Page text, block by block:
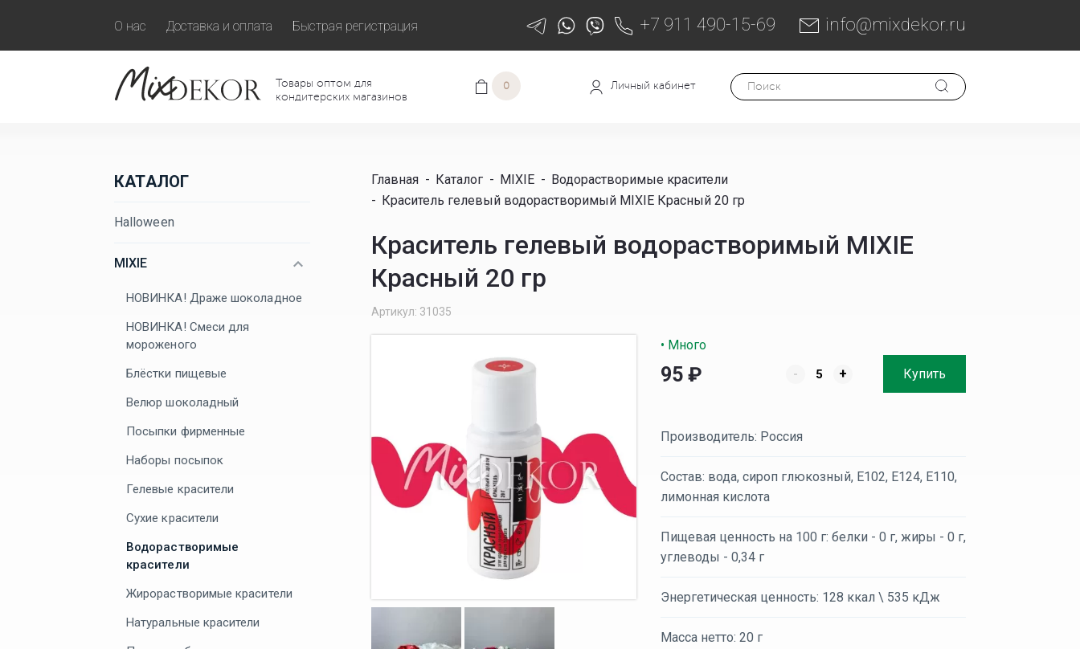
О нас Доставка и оплата Быстрая регистрация +7 911 490-15-69 info@mixdekor.ru
Товары оптом для
кондитерских магазинов
0 Личный кабинет
КАТАЛОГ
Halloween
MIXIE
НОВИНКА! Драже шоколадное
НОВИНКА! Смеси для
мороженого
Блёстки пищевые
Велюр шоколадный
Посыпки фирменные
Наборы посыпок
Гелевые красители
Сухие красители
Водорастворимые
красители
Жирорастворимые красители
Натуральные красители
Главная - Каталог - MIXIE - Водорастворимые красители
- Краситель гелевый водорастворимый MIXIE Красный 20 гр
Краситель гелевый водорастворимый MIXIE
Красный 20 гр
Артикул: 31035
• Много
95 ₽ - + Купить
Производитель: Россия
Состав: вода, сироп глюкозный, Е102, Е124, Е110,
лимонная кислота
Пищевая ценность на 100 г: белки - 0 г, жиры - 0 г,
углеводы - 0,34 г
Энергетическая ценность: 128 ккал \ 535 кДж
Масса нетто: 20 г